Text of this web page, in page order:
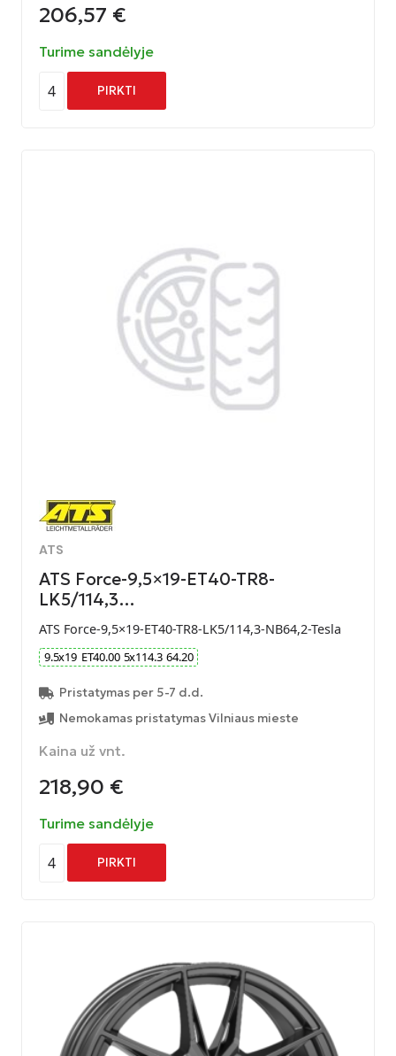
206,57 €
Turime sandėlyje
4 PIRKTI
ATS
ATS Force-9,5×19-ET40-TR8-
LK5/114,3…
ATS Force-9,5×19-ET40-TR8-LK5/114,3-NB64,2-Tesla
9.5x19 ET40.00 5x114.3 64.20
Pristatymas per 5-7 d.d.
Nemokamas pristatymas Vilniaus mieste
Kaina už vnt.
218,90 €
Turime sandėlyje
4 PIRKTI